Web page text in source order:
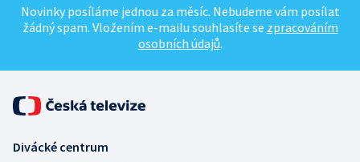
Novinky posíláme jednou za měsíc. Nebudeme vám posílat
žádný spam. Vložením e-mailu souhlasíte se zpracováním
osobních údajů.